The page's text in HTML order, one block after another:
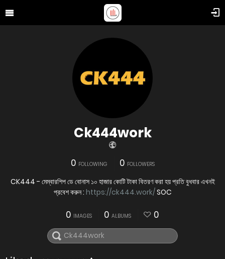
Ck444work
0 FOLLOWING 0 FOLLOWERS
CK444 - মেম্বারশিপ ডে বোনাস ১০ হাজার কোটি টাকা বিতরণ করা হয় প্রতি বুধবার এখনই
প্রবেশ করুন : https://ck444.work/SOC
0 IMAGES 0 ALBUMS 0